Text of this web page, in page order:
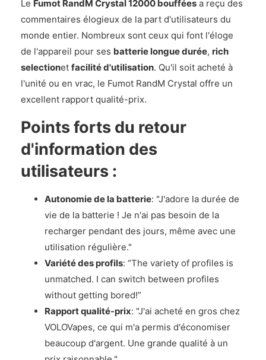
Le Fumot RandM Crystal 12000 bouffées a reçu des
commentaires élogieux de la part d'utilisateurs du
monde entier. Nombreux sont ceux qui font l'éloge
de l'appareil pour ses batterie longue durée, rich
selectionet facilité d'utilisation. Qu'il soit acheté à
l'unité ou en vrac, le Fumot RandM Crystal offre un
excellent rapport qualité-prix.
Points forts du retour
d'information des
utilisateurs :
Autonomie de la batterie: "J'adore la durée de
vie de la batterie ! Je n'ai pas besoin de la
recharger pendant des jours, même avec une
utilisation régulière."
Variété des profils: “The variety of profiles is
unmatched. I can switch between profiles
without getting bored!”
Rapport qualité-prix: "J'ai acheté en gros chez
VOLOVapes, ce qui m'a permis d'économiser
beaucoup d'argent. Une grande qualité à un